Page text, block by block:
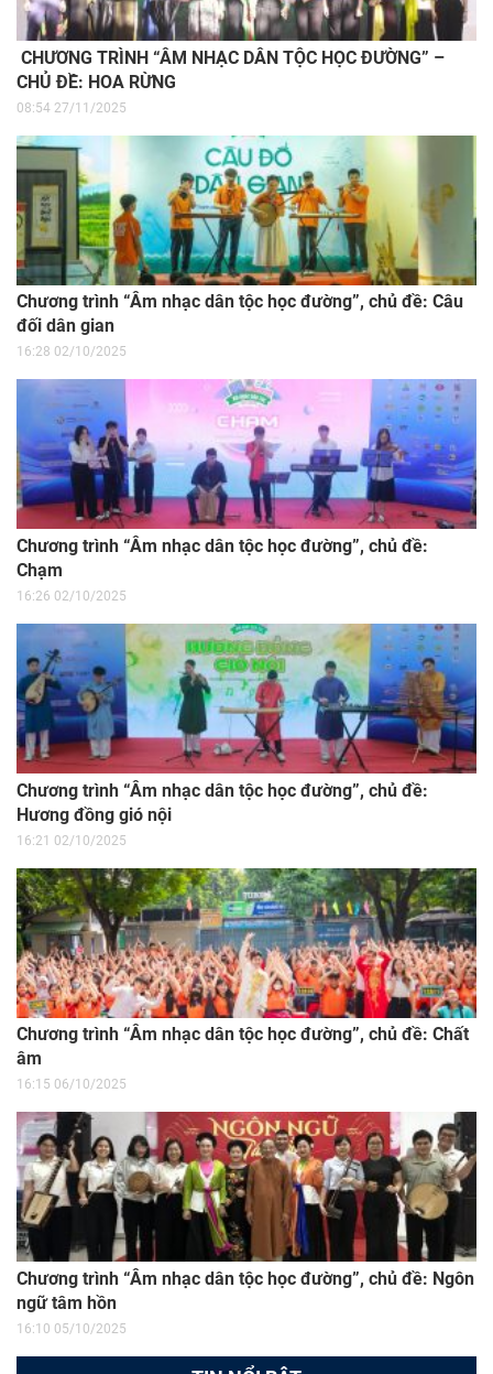
CHƯƠNG TRÌNH “ÂM NHẠC DÂN TỘC HỌC ĐƯỜNG” –
CHỦ ĐỀ: HOA RỪNG
08:54 27/11/2025
Chương trình “Âm nhạc dân tộc học đường”, chủ đề: Câu
đối dân gian
16:28 02/10/2025
Chương trình “Âm nhạc dân tộc học đường”, chủ đề:
Chạm
16:26 02/10/2025
Chương trình “Âm nhạc dân tộc học đường”, chủ đề:
Hương đồng gió nội
16:21 02/10/2025
Chương trình “Âm nhạc dân tộc học đường”, chủ đề: Chất
âm
16:15 06/10/2025
Chương trình “Âm nhạc dân tộc học đường”, chủ đề: Ngôn
ngữ tâm hồn
16:10 05/10/2025